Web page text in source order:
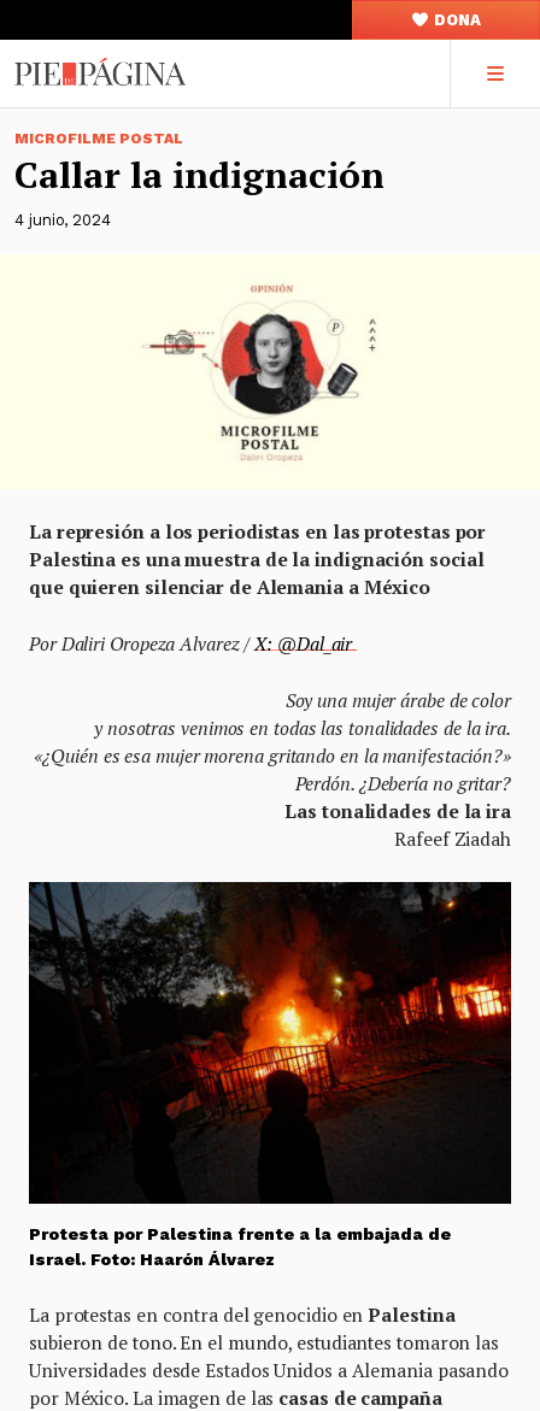
DONA
MICROFILME POSTAL
Callar la indignación
4 junio, 2024
La represión a los periodistas en las protestas por
Palestina es una muestra de la indignación social
que quieren silenciar de Alemania a México
Por Daliri Oropeza Alvarez /X: @Dal_air
Soy una mujer árabe de color
y nosotras venimos en todas las tonalidades de la ira.
«¿Quién es esa mujer morena gritando en la manifestación?»
Perdón. ¿Debería no gritar?
Las tonalidades de la ira
Rafeef Ziadah
Protesta por Palestina frente a la embajada de
Israel. Foto: Haarón Álvarez
La protestas en contra del genocidio enPalestina
subieron de tono. En el mundo, estudiantes tomaron las
Universidades desde Estados Unidos a Alemania pasando
por México. La imagen de las casas de campaña